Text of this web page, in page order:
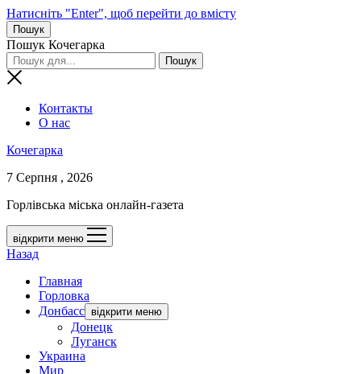
Натисніть "Enter", щоб перейти до вмісту
Пошук
Пошук Кочегарка
Контакты
О нас
Кочегарка
7 Серпня , 2026
Горлівська міська онлайн-газета
відкрити меню
Назад
Главная
Горловка
Донбасс відкрити меню
Донецк
Луганск
Украина
Мир